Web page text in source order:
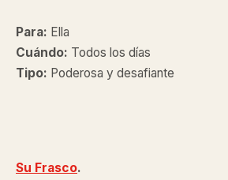
Para: Ella
Cuándo: Todos los días
Tipo: Poderosa y desafiante
Su Frasco.